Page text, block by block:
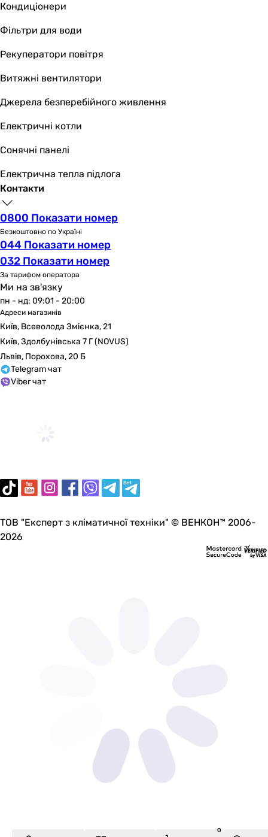
Кондиціонери
Фільтри для води
Рекуператори повітря
Витяжні вентилятори
Джерела безперебійного живлення
Електричні котли
Сонячні панелі
Електрична тепла підлога
Контакти
0800 Показати номер
Безкоштовно по Україні
044 Показати номер
032 Показати номер
За тарифом оператора
Ми на зв'язку
пн - нд: 09:01 - 20:00
Адреси магазинів
Київ, Всеволода Змієнка, 21
Київ, Здолбунівська 7 Г (NOVUS)
Львів, Порохова, 20 Б
Telegram чат
Viber чат
ТОВ "Експерт з кліматичної техніки" © ВЕНКОН™ 2006-
2026